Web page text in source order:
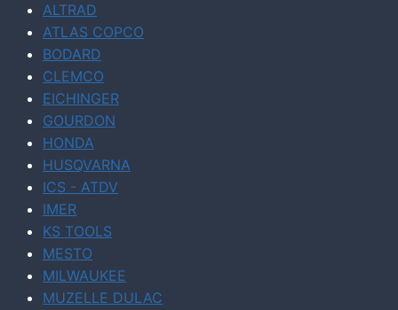
ALTRAD
ATLAS COPCO
BODARD
CLEMCO
EICHINGER
GOURDON
HONDA
HUSQVARNA
ICS - ATDV
IMER
KS TOOLS
MESTO
MILWAUKEE
MUZELLE DULAC